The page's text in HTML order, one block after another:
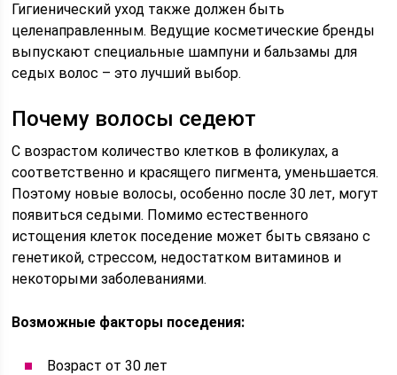
Гигиенический уход также должен быть
целенаправленным. Ведущие косметические бренды
выпускают специальные шампуни и бальзамы для
седых волос – это лучший выбор.
Почему волосы седеют
С возрастом количество клетков в фоликулах, а
соответственно и красящего пигмента, уменьшается.
Поэтому новые волосы, особенно после 30 лет, могут
появиться седыми. Помимо естественного
истощения клеток поседение может быть связано с
генетикой, стрессом, недостатком витаминов и
некоторыми заболеваниями.
Возможные факторы поседения:
Возраст от 30 лет